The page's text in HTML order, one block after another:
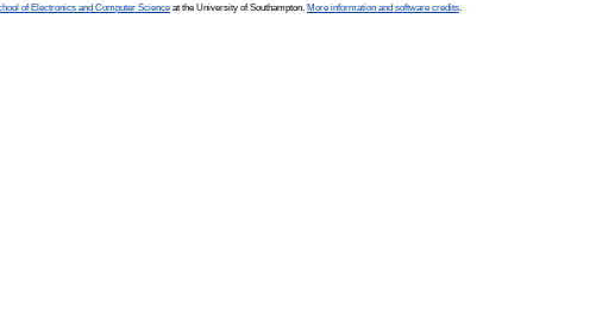
of Electronics and Computer Science at the University of Southampton. More information and software credits